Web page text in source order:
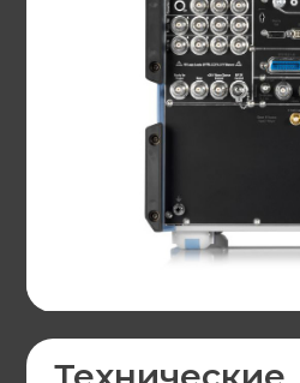
Технические